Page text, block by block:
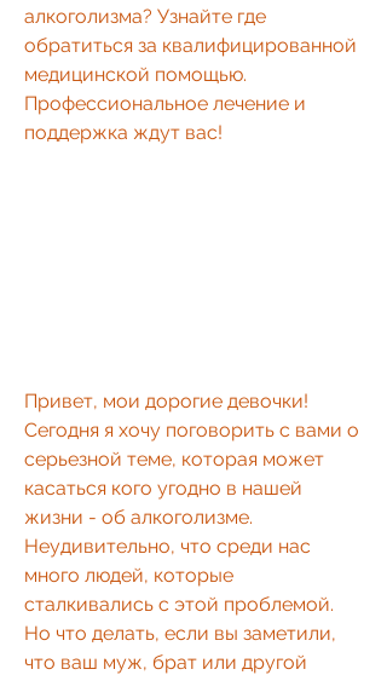
алкоголизма? Узнайте где
обратиться за квалифицированной
медицинской помощью.
Профессиональное лечение и
поддержка ждут вас!
Привет, мои дорогие девочки!
Сегодня я хочу поговорить с вами о
серьезной теме, которая может
касаться кого угодно в нашей
жизни - об алкоголизме.
Неудивительно, что среди нас
много людей, которые
сталкивались с этой проблемой.
Но что делать, если вы заметили,
что ваш муж, брат или другой